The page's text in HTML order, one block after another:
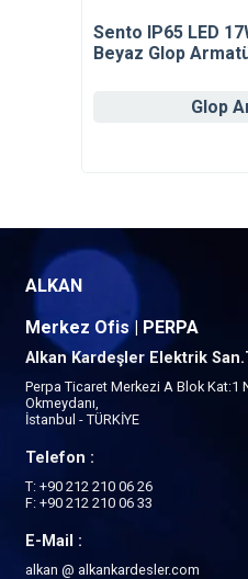
Sento IP65 LED
Beyaz Glop
Glop
ALKAN
Merkez Ofis | PERPA
Alkan Kardeşler Elektrik
Perpa Ticaret Merkezi A Blok Kat:1
Okmeydanı,
İstanbul - TÜRKİYE
Telefon :
T: +90 212 210 06 26
F: +90 212 210 06 33
E-Mail :
alkan @ alkankardesler.com